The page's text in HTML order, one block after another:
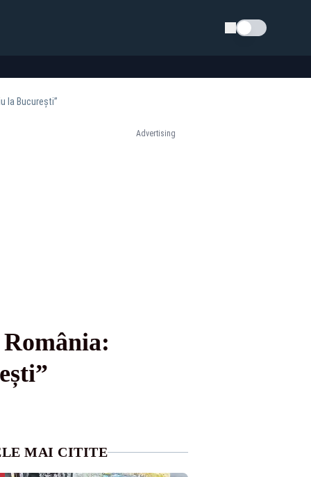
Schimba tema
la București”
Advertising
MAI CITITE